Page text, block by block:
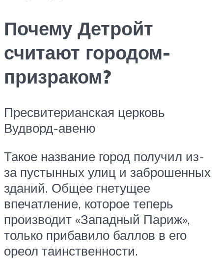
Почему Детройт
считают городом-
призраком?
Пресвитерианская церковь
Вудворд-авеню
Такое название город получил из-
за пустынных улиц и заброшенных
зданий. Общее гнетущее
впечатление, которое теперь
производит «Западный Париж»,
только прибавило баллов в его
ореол таинственности.